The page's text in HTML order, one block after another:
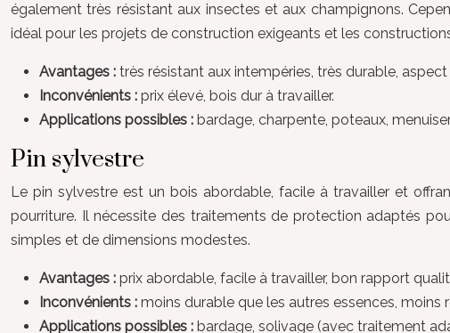
également très résistant aux insectes et aux champignons.
idéal pour les projets de construction exigeants et les
Avantages : très résistant aux intempéries, très durable,
Inconvénients : prix élevé, bois dur à travailler.
Applications possibles : bardage, charpente, poteaux,
Pin sylvestre
Le pin sylvestre est un bois abordable, facile à travailler et
pourriture. Il nécessite des traitements de protection adaptés
simples et de dimensions modestes.
Avantages : prix abordable, facile à travailler, bon rapport
Inconvénients : moins durable que les autres essences,
Applications possibles : bardage, solivage (avec traitement